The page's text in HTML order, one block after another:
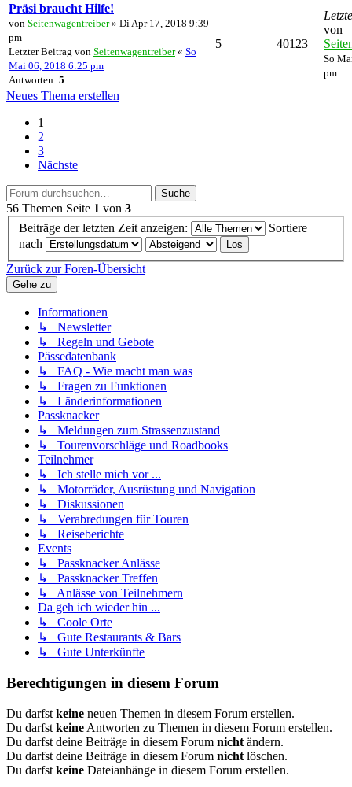
Präsi braucht Hilfe!
von Seitenwagentreiber» Di Apr 17, 2018 9:39
pm
Letzter Beitrag von Seitenwagentreiber« So
Mai 06, 2018 6:25 pm
Antworten: 5
5 40123
von
So
pm
Neues Thema erstellen
1
2
3
Nächste
Suche
56 Themen Seite 1 von 3
Beiträge der letzten Zeit anzeigen:
Sortiere
nach
Zurück zur Foren-Übersicht
Gehe zu
Informationen
↳ Newsletter
↳ Regeln und Gebote
Pässedatenbank
↳ FAQ - Wie macht man was
↳ Fragen zu Funktionen
↳ Länderinformationen
Passknacker
↳ Meldungen zum Strassenzustand
↳ Tourenvorschläge und Roadbooks
Teilnehmer
↳ Ich stelle mich vor ...
↳ Motorräder, Ausrüstung und Navigation
↳ Diskussionen
↳ Verabredungen für Touren
↳ Reiseberichte
Events
↳ Passknacker Anlässe
↳ Passknacker Treffen
↳ Anlässe von Teilnehmern
Da geh ich wieder hin ...
↳ Coole Orte
↳ Gute Restaurants & Bars
↳ Gute Unterkünfte
Berechtigungen in diesem Forum
Du darfst keine neuen Themen in diesem Forum erstellen.
Du darfst keine Antworten zu Themen in diesem Forum erstellen.
Du darfst deine Beiträge in diesem Forum nicht ändern.
Du darfst deine Beiträge in diesem Forum nicht löschen.
Du darfst keine Dateianhänge in diesem Forum erstellen.